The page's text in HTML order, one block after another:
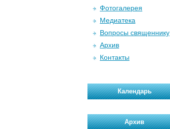
Фотогалерея
Медиатека
Вопросы священнику
Архив
Контакты
Календарь
Архив